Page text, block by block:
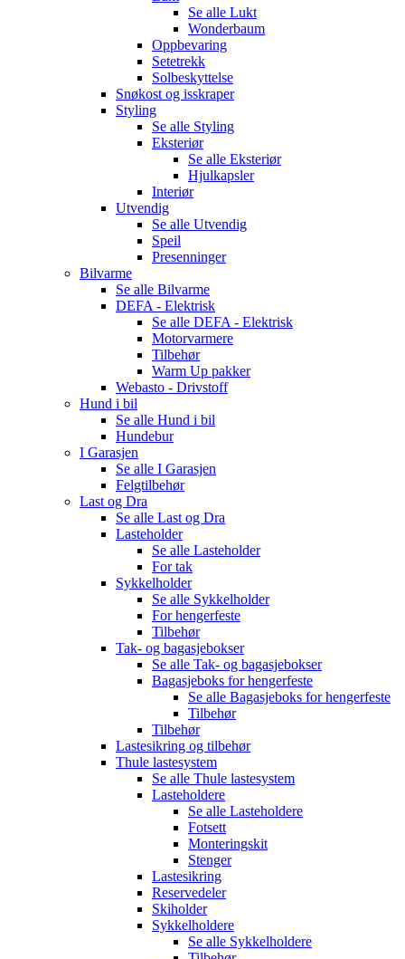
Se alle Lukt
Wonderbaum
Oppbevaring
Setetrekk
Solbeskyttelse
Snøkost og isskraper
Styling
Se alle Styling
Eksteriør
Se alle Eksteriør
Hjulkapsler
Interiør
Utvendig
Se alle Utvendig
Speil
Presenninger
Bilvarme
Se alle Bilvarme
DEFA - Elektrisk
Se alle DEFA - Elektrisk
Motorvarmere
Tilbehør
Warm Up pakker
Webasto - Drivstoff
Hund i bil
Se alle Hund i bil
Hundebur
I Garasjen
Se alle I Garasjen
Felgtilbehør
Last og Dra
Se alle Last og Dra
Lasteholder
Se alle Lasteholder
For tak
Sykkelholder
Se alle Sykkelholder
For hengerfeste
Tilbehør
Tak- og bagasjebokser
Se alle Tak- og bagasjebokser
Bagasjeboks for hengerfeste
Se alle Bagasjeboks for hengerfeste
Tilbehør
Tilbehør
Lastesikring og tilbehør
Thule lastesystem
Se alle Thule lastesystem
Lasteholdere
Se alle Lasteholdere
Fotsett
Monteringskit
Stenger
Lastesikring
Reservedeler
Skiholder
Sykkelholdere
Se alle Sykkelholdere